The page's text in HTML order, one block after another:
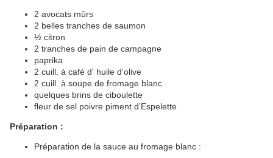
2 avocats mûrs
2 belles tranches de saumon
½ citron
2 tranches de pain de campagne
paprika
2 cuill. à café d' huile d'olive
2 cuill. à soupe de fromage blanc
quelques brins de ciboulette
fleur de sel poivre piment d’Espelette
Préparation :
Préparation de la sauce au fromage blanc :